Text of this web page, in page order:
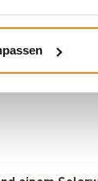
Basic: